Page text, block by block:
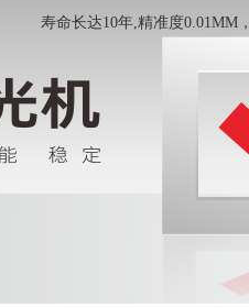
寿命长达10年,精准度0.01MM